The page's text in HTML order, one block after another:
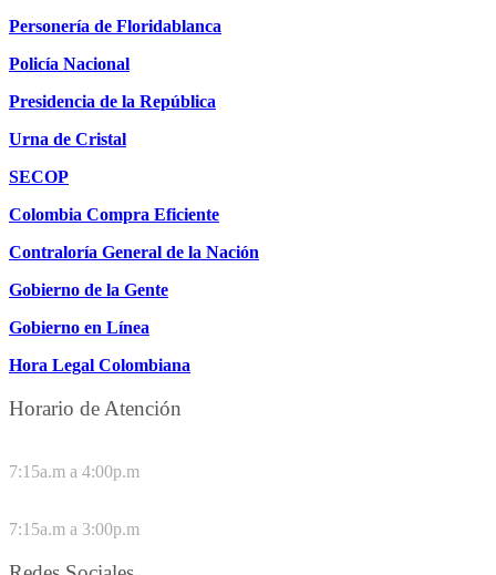
Personería de Floridablanca
Policía Nacional
Presidencia de la República
Urna de Cristal
SECOP
Colombia Compra Eficiente
Contraloría General de la Nación
Gobierno de la Gente
Gobierno en Línea
Hora Legal Colombiana
Horario de Atención
7:15a.m a 4:00p.m
7:15a.m a 3:00p.m